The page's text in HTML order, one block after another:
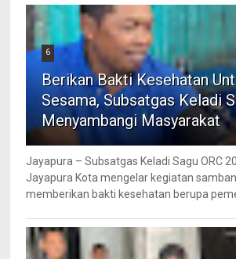
6
Berikan Bakti Kesehatan
Sesama, Subsatgas Keladi
Menyambangi Masyarakat
Jayapura – Subsatgas Keladi Sagu ORC
Jayapura Kota mengelar kegiatan
memberikan bakti kesehatan berupa